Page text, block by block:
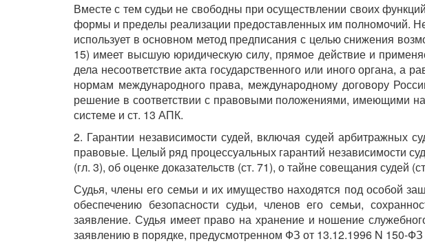
Вместе с тем судьи не свободны при осуществлении своих
формы и пределы реализации предоставленных им полномочий.
использует в основном метод предписания с целью снижения
15) имеет высшую юридическую силу, прямое действие и
дела несоответствие акта государственного или иного органа,
нормам международного права, международному договору
решение в соответствии с правовыми положениями, имеющими
системе и ст. 13 АПК.
2. Гарантии независимости судей, включая судей арбитражных
правовые. Целый ряд процессуальных гарантий независимости
(гл. 3), об оценке доказательств (ст. 71), о тайне совещания судей
Судья, члены его семьи и их имущество находятся под особой
обеспечению безопасности судьи, членов его семьи,
заявление. Судья имеет право на хранение и ношение
заявлению в порядке, предусмотренном ФЗ от 13.12.1996 N 150-